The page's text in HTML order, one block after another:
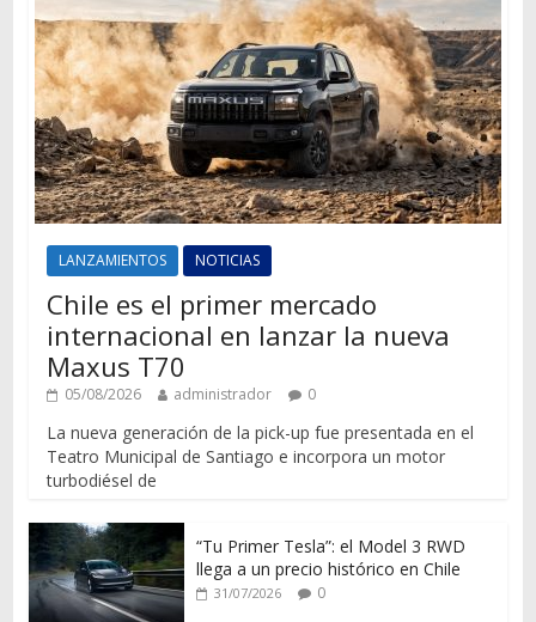
LANZAMIENTOS NOTICIAS
Chile es el primer mercado
internacional en lanzar la nueva
Maxus T70
05/08/2026 administrador 0
La nueva generación de la pick-up fue presentada en el
Teatro Municipal de Santiago e incorpora un motor
turbodiésel de
“Tu Primer Tesla”: el Model 3 RWD
llega a un precio histórico en Chile
31/07/2026 0